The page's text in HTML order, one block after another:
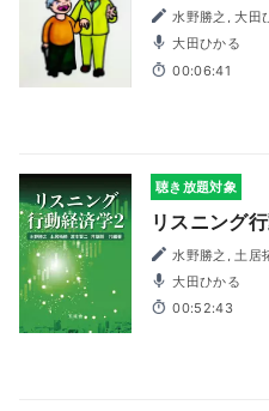
水野勝之, 大田
大田ひかる
00:06:41
聴き放題対象
リスニング
水野勝之, 土居
大田ひかる
00:52:43